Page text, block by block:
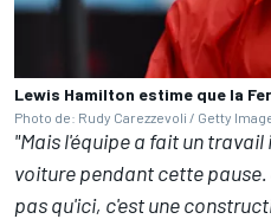
Lewis Hamilton estime que la
Photo de: Rudy Carezzevoli / Getty
"Mais l'équipe a fait un
voiture pendant cette pause.
pas qu'ici, c'est une